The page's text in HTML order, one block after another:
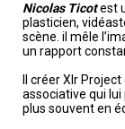
Nicolas Ticotest
plasticien,
scène. il mêle
un rapport
Il créer Xlr
associative qui
plus souvent en